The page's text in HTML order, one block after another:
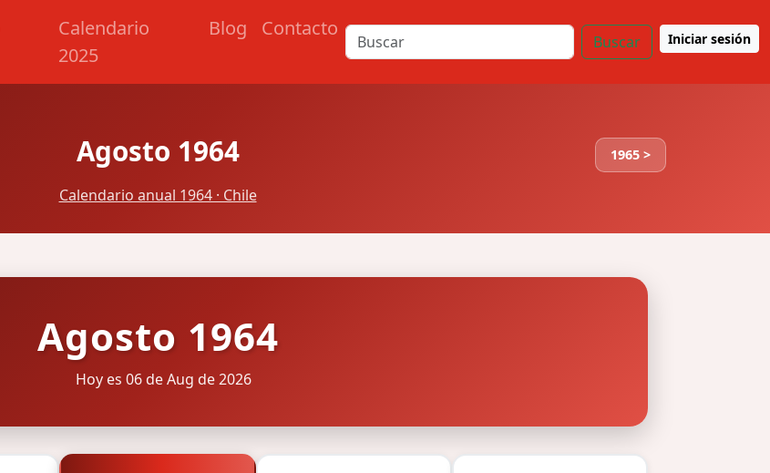
Calendario
2025
Blog Contacto
Buscar Iniciar sesión
Agosto 1964 1965 >
Calendario anual 1964 · Chile
Agosto 1964
Hoy es 06 de Aug de 2026